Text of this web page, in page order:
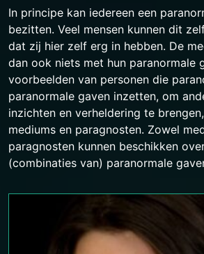
In principe kan iedereen een
bezitten. Veel mensen kunnen dit
dat zij hier zelf erg in hebben. De
dan ook niets met hun paranormale
voorbeelden van personen die
paranormale gaven inzetten, om
inzichten en verheldering te
mediums en paragnosten. Zowel
paragnosten kunnen beschikken
(combinaties van) paranormale